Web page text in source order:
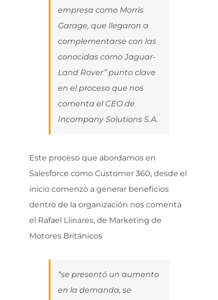
empresa como Morris
Garage, que llegaron a
complementarse con las
conocidas como Jaguar-
Land Rover” punto clave
en el proceso que nos
comenta el CEO de
Incompany Solutions S.A.
Este proceso que abordamos en
Salesforce como Customer 360, desde el
inicio comenzó a generar beneficios
dentro de la organización nos comenta
el Rafael Llinares, de Marketing de
Motores Británicos
“se presentó un aumento
en la demanda, se